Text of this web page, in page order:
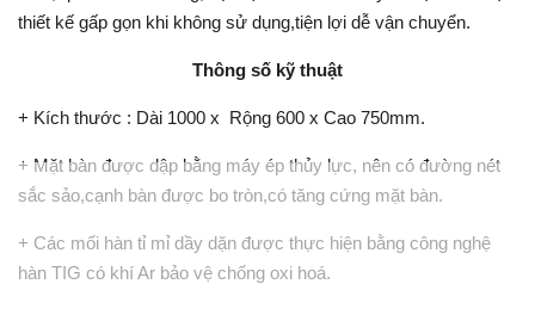
thiết kế gấp gọn khi không sử dụng,tiện lợi dễ vận chuyển.
Thông số kỹ thuật
+ Kích thước : Dài 1000 x Rộng 600 x Cao 750mm.
+ Mặt bàn được dập bằng máy ép thủy lực, nên có đường nét
sắc sảo,cạnh bàn được bo tròn,có tăng cứng mặt bàn.
+ Các mối hàn tỉ mỉ dầy dặn được thực hiện bằng công nghệ
hàn TIG có khí Ar bảo vệ chống oxi hoá.